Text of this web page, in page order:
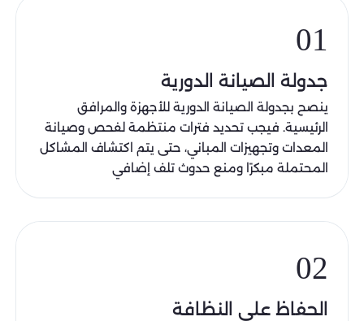
01
جدولة الصيانة الدورية
ينصح بجدولة الصيانة الدورية للأجهزة والمرافق
الرئيسية. فيجب تحديد فترات منتظمة لفحص وصيانة
المعدات وتجهيزات المباني، حتى يتم اكتشاف المشاكل
المحتملة مبكرًا ومنع حدوث تلف إضافي
02
الحفاظ على النظافة